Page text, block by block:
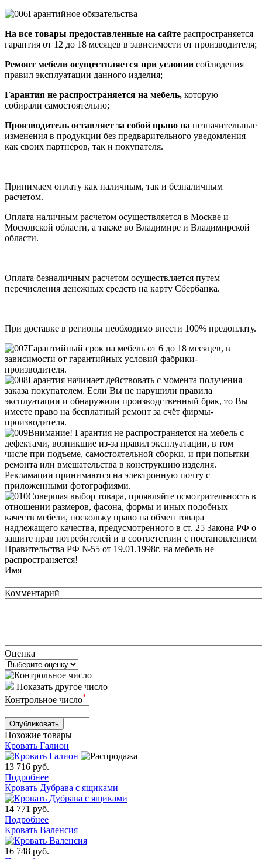
Гарантийное обязательства
На все товары предоставленные на сайте распространяется
гарантия от 12 до 18 месяцев в зависимости от производителя;
Ремонт мебели осуществляется при условии соблюдения
правил эксплуатации данного изделия;
Гарантия не распространяется на мебель, которую
собирали самостоятельно;
Производитель оставляет за собой право на незначительные
изменения в продукции без предварительного уведомления
как своих партнёров, так и покупателя.
Принимаем оплату как наличным, так и безналичным
расчетом.
Оплата наличным расчетом осуществляется в Москве и
Московской области, а также во Владимире и Владимирской
области.
Оплата безналичным расчетом осуществляется путем
перечисления денежных средств на карту Сбербанка.
При доставке в регионы необходимо внести 100% предоплату.
Гарантийный срок на мебель от 6 до 18 месяцев, в
зависимости от гарантийных условий фабрики-
производителя.
Гарантия начинает действовать с момента получения
заказа покупателем. Если Вы не нарушили правила
эксплуатации и обнаружили производственный брак, то Вы
имеете право на бесплатный ремонт за счёт фирмы-
производителя.
Внимание! Гарантия не распространяется на мебель с
дефектами, возникшие из-за правил эксплуатации, в том
числе при подъеме, самостоятельной сборки, и при попытки
ремонта или вмешательства в конструкцию изделия.
Рекламации принимаются на электронную почту с
приложенными фотографиями.
Совершая выбор товара, проявляйте осмотрительность в
отношении размеров, фасона, формы и иных подобных
качеств мебели, поскольку право на обмен товара
надлежащего качества, предусмотренного в ст. 25 Закона РФ о
защите прав потребителей и в соответствии с постановлением
Правительства РФ №55 от 19.01.1998г. на мебель не
распространяется!
Имя
Комментарий
Оценка
Показать другое число
Контрольное число*
Похожие товары
Кровать Галион
13 716 руб.
Подробнее
Кровать Дубрава с ящиками
14 771 руб.
Подробнее
Кровать Валенсия
16 748 руб.